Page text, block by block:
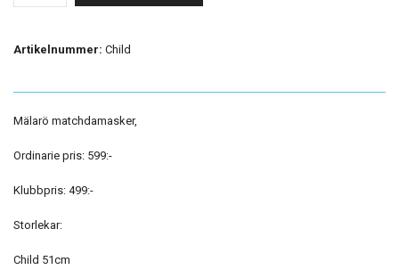
Artikelnummer: Child
Mälarö matchdamasker,
Ordinarie pris: 599:-
Klubbpris: 499:-
Storlekar:
Child 51cm